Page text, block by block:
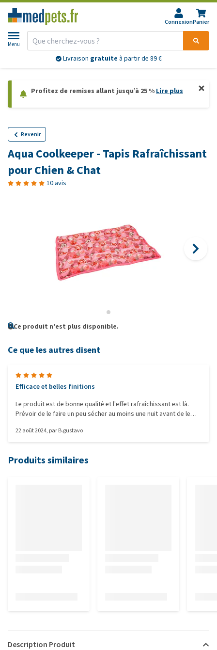
ConnexionPanier
Menu
Livraison gratuite à partir de 89 €
Profitez de remises allant jusqu’à 25 % Lire plus
Revenir
Aqua Coolkeeper - Tapis Rafraîchissant
pour Chien & Chat
10 avis
Ce produit n'est plus disponible.
Ce que les autres disent
Efficace et belles finitions
Le produit est de bonne qualité et l'effet rafraîchissant est là.
Prévoir de le faire un peu sécher au moins une nuit avant de le
ne pas le laisser sur du textile ou bois.
22 août 2024, parB.gustavo
Produits similaires
Description Produit